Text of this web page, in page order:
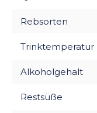
Rebsorten
Trinktemperatur
Alkoholgehalt
Restsüße